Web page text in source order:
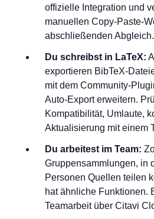
offizielle Integration und
manuellen Copy-Paste-
abschließenden Abgleich.
Du schreibst in LaTeX:
exportieren BibTeX-
mit dem Community-
Auto-Export erweitern.
Kompatibilität, Umlaute,
Aktualisierung mit einem
Du arbeitest im Team:
Gruppensammlungen, in
Personen Quellen teilen
hat ähnliche Funktionen.
Teamarbeit über Citavi